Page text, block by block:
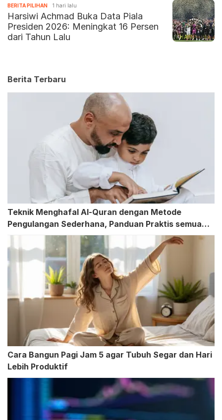
BERITA PILIHAN 1 hari lalu
Harsiwi Achmad Buka Data Piala
Presiden 2026: Meningkat 16 Persen
dari Tahun Lalu
Berita Terbaru
Teknik Menghafal Al-Quran dengan Metode
Pengulangan Sederhana, Panduan Praktis semua
Usia
Cara Bangun Pagi Jam 5 agar Tubuh Segar dan Hari
Lebih Produktif